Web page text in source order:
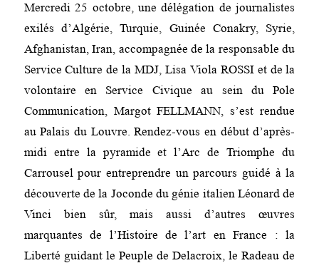
Mercredi 25 octobre, une délégation de journalistes
exilés d’Algérie, Turquie, Guinée Conakry, Syrie,
Afghanistan, Iran, accompagnée de la responsable du
Service Culture de la MDJ, Lisa Viola ROSSI et de la
volontaire en Service Civique au sein du Pole
Communication, Margot FELLMANN, s’est rendue
au Palais du Louvre. Rendez-vous en début d’après-
midi entre la pyramide et l’Arc de Triomphe du
Carrousel pour entreprendre un parcours guidé à la
découverte de la Joconde du génie italien Léonard de
Vinci bien sûr, mais aussi d’autres œuvres
marquantes de l’Histoire de l’art en France : la
Liberté guidant le Peuple de Delacroix, le Radeau de